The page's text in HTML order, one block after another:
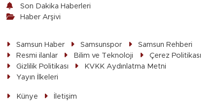
Son Dakika Haberleri
Haber Arşivi
Samsun Haber Samsunspor
Samsun Rehberi
Resmi ilanlar
Bilim ve Teknoloji
Çerez Politikası
Gizlilik Politikası
KVKK Aydınlatma Metni
Yayın İlkeleri
Künye İletişim